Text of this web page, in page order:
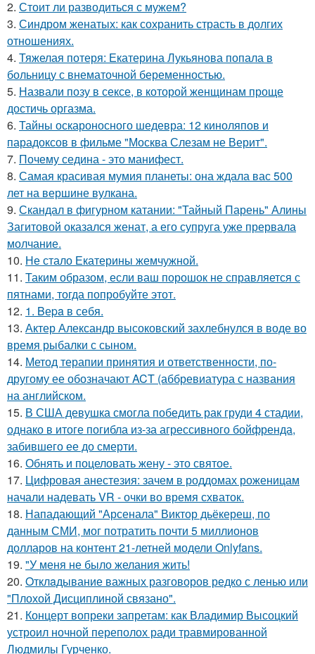
2. Стоит ли разводиться с мужем?
3. Синдром женатых: как сохранить страсть в долгих
отношениях.
4. Тяжелая потеря: Екатерина Лукьянова попала в
больницу с внематочной беременностью.
5. Назвали позу в сексе, в которой женщинам проще
достичь оргазма.
6. Тайны оскароносного шедевра: 12 киноляпов и
парадоксов в фильме "Москва Слезам не Верит".
7. Почему седина - это манифест.
8. Самая красивая мумия планеты: она ждала вас 500
лет на вершине вулкана.
9. Скандал в фигурном катании: "Тайный Парень" Алины
Загитовой оказался женат, а его супруга уже прервала
молчание.
10. Не стало Екатерины жемчужной.
11. Таким образом, если ваш порошок не справляется с
пятнами, тогда попробуйте этот.
12. 1. Bеpa в себя.
13. Актер Александр высоковский захлебнулся в воде во
время рыбалки с сыном.
14. Метод терапии принятия и ответственности, по-
другому ее обозначают ACT (аббревиатура с названия
на английском.
15. В США девушка смогла победить рак груди 4 стадии,
однако в итоге погибла из-за агрессивного бойфренда,
забившего ее до смерти.
16. Обнять и поцеловать жену - это святое.
17. Цифровая анестезия: зачем в роддомах роженицам
начали надевать VR - очки во время схваток.
18. Нападающий "Арсенала" Виктор дьёкереш, по
данным СМИ, мог потратить почти 5 миллионов
долларов на контент 21-летней модели Onlyfans.
19. "У меня не было желания жить!
20. Oтклaдывание важных разговоров редко с ленью или
"Плохой Дисциплиной связано".
21. Концерт вопреки запретам: как Владимир Высоцкий
устроил ночной переполох ради травмированной
Людмилы Гурченко.